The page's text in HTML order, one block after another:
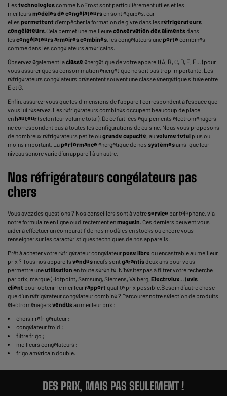
Les technologiescomme NoFrost sont particulièrement utiles et les
meilleurs modèles de congélateursen sont équipés, car
elles permettent d’empêcher la formation de givre dans les réfrigérateurs
congélateurs .Cela permet une meilleureconservation des alimentsdans
les congélateurs armoires combinés , les congélateurs uneporte combinés
comme dans les congélateurs américains.
Observez également laclasse énergétique de votre appareil (A, B, C, D, E, F…) pour
vous assurer que sa consommation énergétique ne soit pas trop importante. Les
réfrigérateurs congélateurs présentent souvent une classe énergétique située entre
E et G.
Enfin, assurez-vous que les dimensions de l’appareil correspondent à l’espace que
vous lui réservez. Les réfrigérateurs combinés occupent beaucoup de place
enhauteur(selon leur volume total). De ce fait, ces équipements électroménagers
ne correspondent pas à toutes les configurations de cuisine. Nous vous proposons
de nombreux réfrigérateurs petite ougrande capacité , auvolume total plus ou
moins important. Laperformance énergétique de nos systèmesainsi que leur
niveau sonore varie d’un appareil à un autre.
Nos réfrigérateurs congélateurs pas
chers
Vous avez des questions ? Nos conseillers sont à votreservice par téléphone, via
notre formulaire en ligne ou directement enmagasin . Ces derniers peuvent vous
aider à effectuer un comparatif de nos modèles en stocks ou encore vous
renseigner sur les caractéristiques techniques de nos appareils.
Prêt à acheter votre réfrigérateur congélateurpose libre ou encastrable au meilleur
prix ? Tous nos appareils vendus neufs sontgarantisdeux ans pour vous
permettre uneutilisation en toute sérénité. N’hésitez pas à filtrer votre recherche
par prix, marque (Hotpoint, Samsung, Siemens, Valberg, Electrolux …)avis
client pour obtenir le meilleurrapport qualité prix possible.Besoin d’autre chose
que d’un réfrigérateur congélateur combiné ? Parcourez notre sélection de produits
électroménagers vendusau meilleur prix :
choisir réfrigérateur ;
congélateur froid ;
filtre frigo ;
meilleurs congélateurs ;
frigo américain double
DES PRIX, MAIS PAS SEULEMENT !